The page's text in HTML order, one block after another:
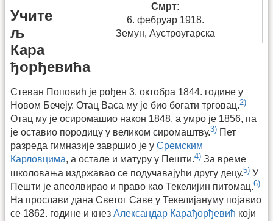
Смрт:
6. фебруар 1918.
Земун, Аустроугарска
Учите
љ
Кара
ђорђевића
Стеван Поповић је рођен 3. октобра 1844. године у
Новом Бечеју. Отац Васа му је био богати трговац.2)
Отац му је осиромашио након 1848, а умро је 1856, па
је оставио породицу у великом сиромаштву.3) Пет
разреда гимназије завршио је у Сремским
Карловцима, а остале и матуру у Пешти.4) За време
школовања издржавао се подучавајући другу децу.5) У
Пешти је апсолвирао и право као Текелијин питомац.6)
На прослави дана Светог Саве у Текелијануму појавио
се 1862. године и кнез Александар Карађорђевић који